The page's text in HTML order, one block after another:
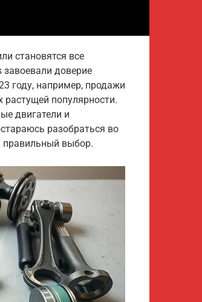
становятся все
завоевали доверие
году, например, продажи
растущей популярности.
двигатели и
разобраться во
правильный выбор.